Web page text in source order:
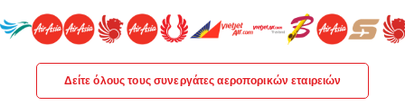
Δείτε όλους τους συνεργάτες αεροπορικών εταιρειών